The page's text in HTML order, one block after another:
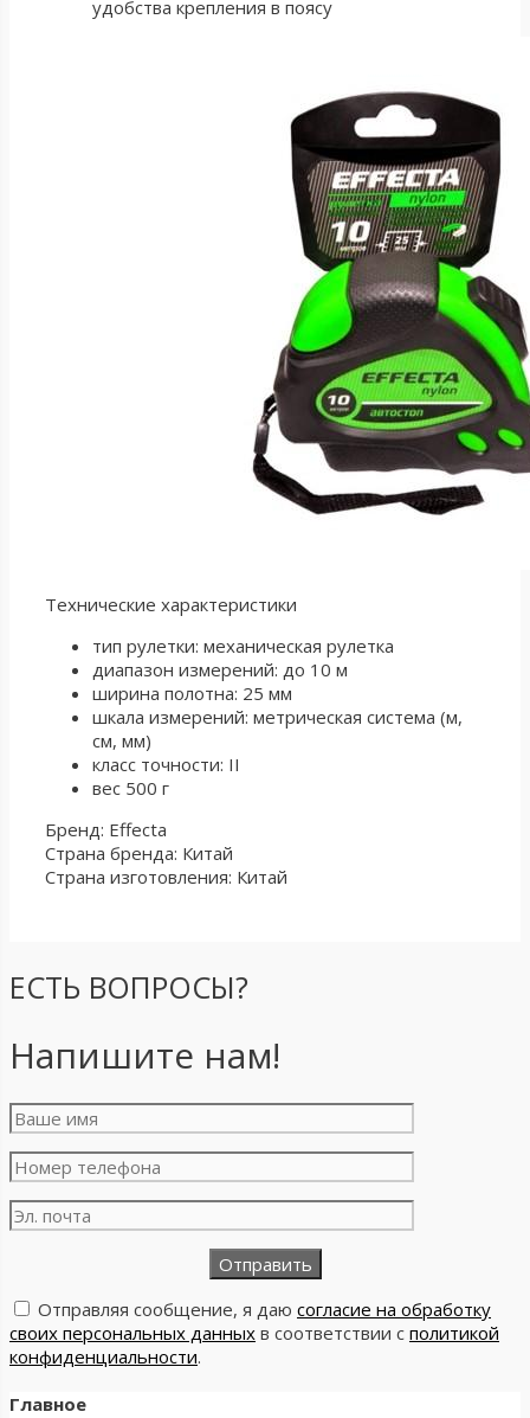
удобства крепления в поясу
Технические характеристики
тип рулетки: механическая рулетка
диапазон измерений: до 10 м
ширина полотна: 25 мм
шкала измерений: метрическая система (м,
см, мм)
класс точности: II
вес 500 г
Бренд: Effecta
Страна бренда: Китай
Страна изготовления: Китай
ЕСТЬ ВОПРОСЫ?
Напишите нам!
Отправляя сообщение, я даю согласие на обработку
своих персональных данных в соответствии с политикой
конфиденциальности.
Главное